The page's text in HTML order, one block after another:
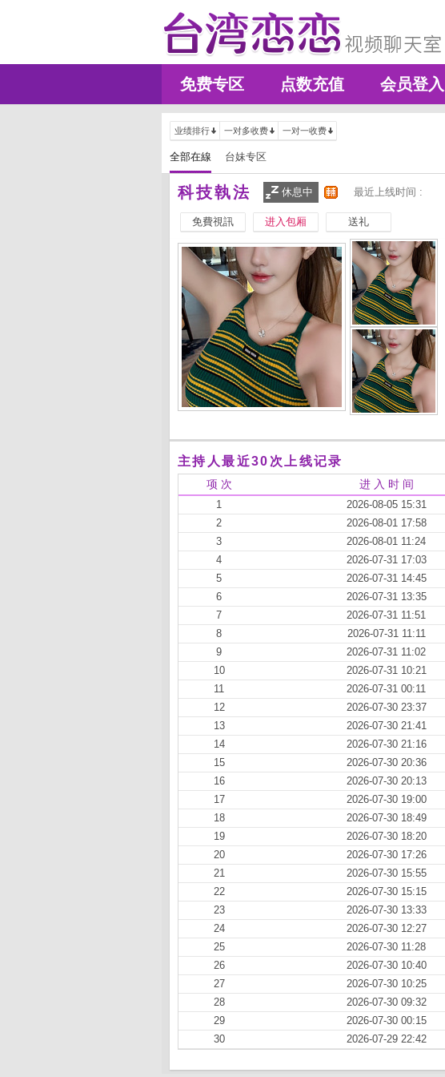
免费专区 点数充值 会员登入
业绩排行 一对多收费 一对一收费
全部在線 台妹专区
科技執法 休息中 最近上线时间 :
免費視訊 进入包厢 送礼
主持人最近30次上线记录
项 次 进 入 时 间
1 2026-08-05 15:31
2
2026-08-01 17:58
3
2026-08-01 11:24
4
2026-07-31 17:03
5
2026-07-31 14:45
6
2026-07-31 13:35
7
2026-07-31 11:51
8
2026-07-31 11:11
9
2026-07-31 11:02
10
2026-07-31 10:21
11
2026-07-31 00:11
12
2026-07-30 23:37
13
2026-07-30 21:41
14
2026-07-30 21:16
15
2026-07-30 20:36
16
2026-07-30 20:13
17
2026-07-30 19:00
18
2026-07-30 18:49
19
2026-07-30 18:20
20
2026-07-30 17:26
21
2026-07-30 15:55
22
2026-07-30 15:15
23
2026-07-30 13:33
24
2026-07-30 12:27
25
2026-07-30 11:28
26
2026-07-30 10:40
27
2026-07-30 10:25
28
2026-07-30 09:32
29
2026-07-30 00:15
30
2026-07-29 22:42